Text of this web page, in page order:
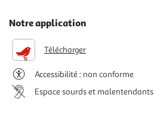
Notre application
Télécharger
Accessibilité : non conforme
Espace sourds et malentendants